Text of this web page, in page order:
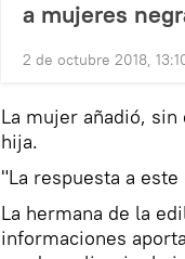
a mujeres
2 de octubre 2018,
La mujer añadió,
hija.
"La respuesta a
La hermana de la
informaciones